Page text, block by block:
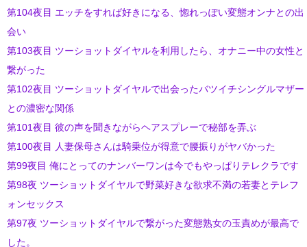
第104夜目 エッチをすれば好きになる、惚れっぽい変態オンナとの出
会い
第103夜目 ツーショットダイヤルを利用したら、オナニー中の女性と
繋がった
第102夜目 ツーショットダイヤルで出会ったバツイチシングルマザー
との濃密な関係
第101夜目 彼の声を聞きながらヘアスプレーで秘部を弄ぶ
第100夜目 人妻保母さんは騎乗位が得意で腰振りがヤバかった
第99夜目 俺にとってのナンバーワンは今でもやっぱりテレクラです
第98夜 ツーショットダイヤルで野菜好きな欲求不満の若妻とテレフ
ォンセックス
第97夜 ツーショットダイヤルで繋がった変態熟女の玉責めが最高で
した。